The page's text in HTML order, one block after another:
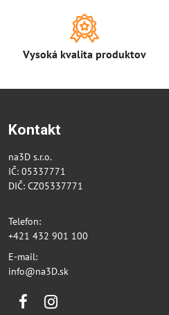
Vysoká kvalita produktov
Kontakt
na3D s.r.o.
IČ: 05337771
DIČ: CZ05337771
Telefon:
+421 432 901 100
E-mail:
info@na3D.sk
FacebookInstagram